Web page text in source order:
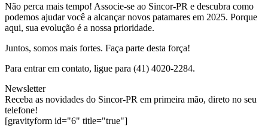
Não perca mais tempo! Associe-se ao Sincor-PR e descubra como
podemos ajudar você a alcançar novos patamares em 2025. Porque
aqui, sua evolução é a nossa prioridade.
Juntos, somos mais fortes. Faça parte desta força!
Para entrar em contato, ligue para (41) 4020-2284.
Newsletter
Receba as novidades do Sincor-PR em primeira mão, direto no seu
telefone!
[gravityform id="6" title="true"]